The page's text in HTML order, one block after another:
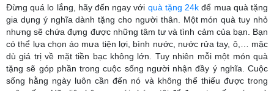
Đừng quá lo lắng, hãy đến ngay với quà tặng 24kđể mua quà tặng
gia dụng ý nghĩa dành tặng cho người thân. Một món quà tuy nhỏ
nhưng sẽ chứa đựng được những tâm tư và tình cảm của bạn. Bạn
có thể lựa chọn áo mưa tiện lợi, bình nước, nước rửa tay, ô,… mặc
dù giá trị về mặt tiền bạc không lớn. Tuy nhiên mỗi một món quà
tặng sẽ góp phần trong cuộc sống người nhận đầy ý nghĩa. Cuộc
sống hằng ngày luôn cần đến nó và không thể thiếu được trong